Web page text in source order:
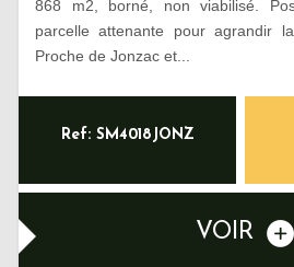
868 m2, borné, non viabilisé.
parcelle attenante pour agrandir
Proche de Jonzac et...
Ref: SM4018JONZ
VOIR